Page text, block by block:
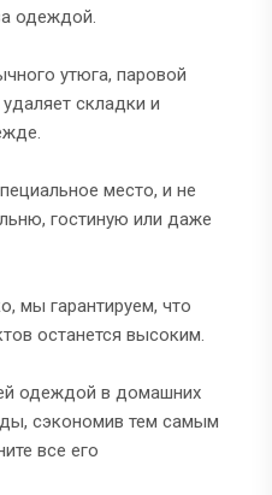
одеждой.
утюга, паровой
складки и
место, и не
гостиную или даже
мы гарантируем, что
останется высоким.
одеждой в домашних
сэкономив тем самым
все его